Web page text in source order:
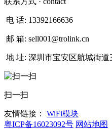
电 话: 13392166636
邮 箱: sell001@trolink.cn
地 址: 深圳市宝安区航城街
扫一扫
友情链接：
WiFi模块
粤ICP备16023092号 网站地图